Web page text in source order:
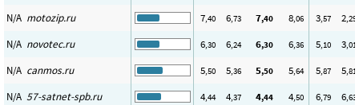
N/A motozip.ru 7,40 6,73 7,40 8,06 3,57 2,29
N/A novotec.ru 6,30 6,24 6,30 6,36 5,10 3,01
N/A canmos.ru 5,50 5,36 5,50 5,64 5,87 5,81
N/A 57-satnet-spb.ru 4,44 4,37 4,44 4,50 6,79 6,63